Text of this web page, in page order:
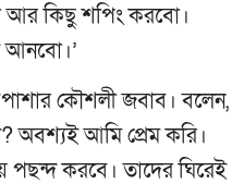
আর কিছু শপিং করবো।
আনবো।’
কৌশলী জবাব। বলেন,
অবশ্যই আমি প্রেম করি।
পছন্দ করবে। তাদের ঘিরেই